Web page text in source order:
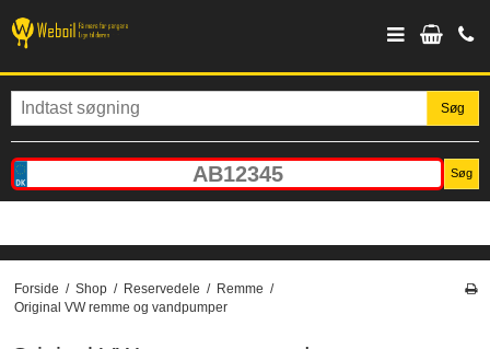
Søg
Søg
Forside / Shop / Reservedele / Remme /
Original VW remme og vandpumper